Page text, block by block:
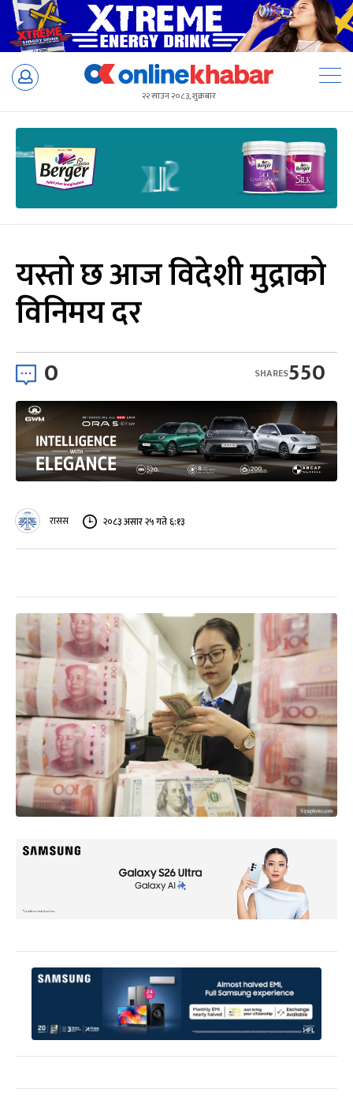
Skip
२२ साउन २०८३, शुक्रबार
यस्तो छ आज विदेशी मुद्राको
विनिमय दर
0 550
SHARES
रासस २०८३ असार २५ गते ६:१३